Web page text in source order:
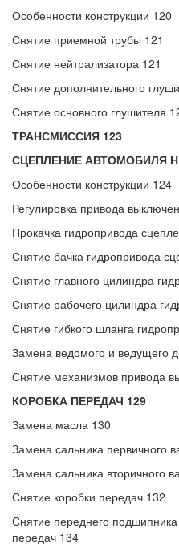
Особенности конструкции 120
Снятие приемной трубы 121
Снятие нейтрализатора 121
Снятие дополнительного
Снятие основного глушителя
ТРАНСМИССИЯ 123
СЦЕПЛЕНИЕ АВТОМОБИЛЯ
Особенности конструкции 124
Регулировка привода
Прокачка гидропривода
Снятие бачка гидропривода
Снятие главного цилиндра
Снятие рабочего цилиндра
Снятие гибкого шланга
Замена ведомого и ведущего
Снятие механизмов привода
КОРОБКА ПЕРЕДАЧ 129
Замена масла 130
Замена сальника первичного
Замена сальника вторичного
Снятие коробки передач 132
Снятие переднего
передач 134